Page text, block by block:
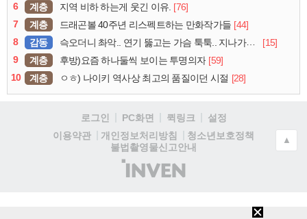
6
계층 지역 비하 하는게 웃긴 이유. [76]
7
계층 드래곤볼 40주년 리스펙트하는 만화작가들 [44]
8
감동 슥오더니 촤악.. 연기 뚫고는 가슴 툭툭.. 지나가던 아재의 정체
[15]
9
계층 후방)요즘 하나둘씩 보이는 투명의자 [59]
10
계층 ㅇㅎ) 나이키 역사상 최고의 품질이던 시절 [28]
로그인 PC화면 퀵링크
설정
이용약관
개인정보처리방침
청소년보호정책
불법촬영물신고안내
(주)
인
▲